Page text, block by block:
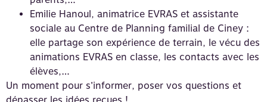
Emilie Hanoul, animatrice EVRAS et assistante
sociale au Centre de Planning familial de Ciney :
elle partage son expérience de terrain, le vécu des
animations EVRAS en classe, les contacts avec les
élèves,…
Un moment pour s’informer, poser vos questions et
dépasser les idées reçues !